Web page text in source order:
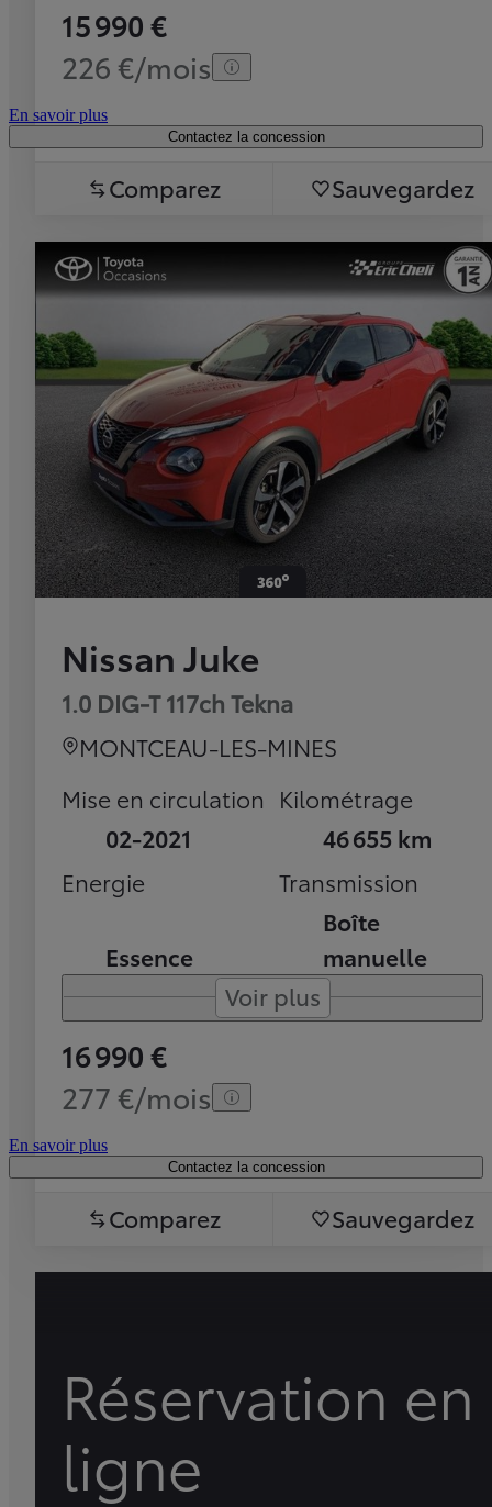
15 990 €
226 €/mois
En savoir plus
Contactez la concession
Comparez Sauvegardez
Nissan Juke
1.0 DIG-T 117ch Tekna
MONTCEAU-LES-MINES
Mise en circulation
02-2021
Kilométrage
46 655 km
Energie
Essence
Transmission
Boîte
manuelle
Voir plus
16 990 €
277 €/mois
En savoir plus
Contactez la concession
Comparez Sauvegardez
Réservation en
ligne